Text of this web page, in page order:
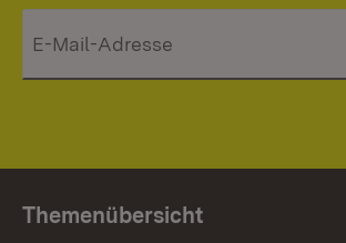
Themenübersicht